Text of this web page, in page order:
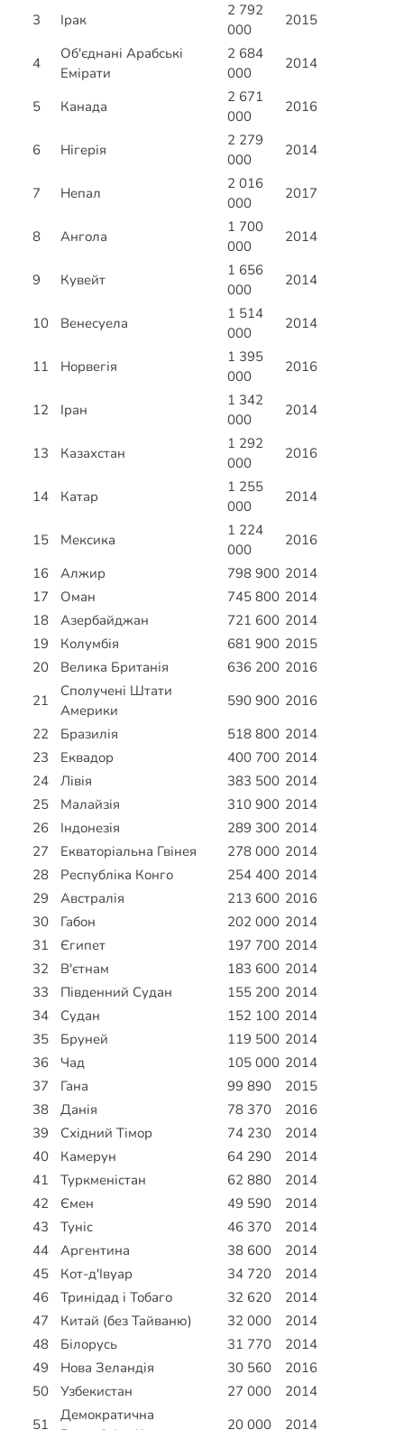
3 Ірак
2 792
000
2015
4
Об'єднані Арабські
Емірати
2 684
000
2014
5 Канада
2 671
000
2016
6 Нігерія
2 279
000
2014
7 Непал
2 016
000
2017
8 Ангола
1 700
000
2014
9 Кувейт
1 656
000
2014
10 Венесуела
1 514
000
2014
11 Норвегія
1 395
000
2016
12 Іран
1 342
000
2014
13 Казахстан
1 292
000
2016
14 Катар
1 255
000
2014
15 Мексика
1 224
000
2016
16
Алжир 798 900 2014
17
Оман 745 800 2014
18
Азербайджан 721 600 2014
19
Колумбія 681 900 2015
20
Велика Британія 636 200 2016
21
Сполучені Штати
Америки
590 900 2016
22
Бразилія 518 800 2014
23
Еквадор 400 700 2014
24
Лівія 383 500 2014
25
Малайзія 310 900 2014
26
Індонезія 289 300 2014
27
Екваторіальна Гвінея 278 000 2014
28
Республіка Конго 254 400 2014
29
Австралія 213 600 2016
30
Габон 202 000 2014
31
Єгипет 197 700 2014
32
В'єтнам 183 600 2014
33
Південний Судан 155 200 2014
34
Судан 152 100 2014
35
Бруней 119 500 2014
36
Чад 105 000 2014
37
Гана 99 890
2015
38
Данія 78 370
2016
39
Східний Тімор 74 230
2014
40
Камерун 64 290
2014
41
Туркменістан 62 880
2014
42
Ємен 49 590
2014
43
Туніс 46 370
2014
44
Аргентина 38 600
2014
45
Кот-д'Івуар 34 720
2014
46
Тринідад і Тобаго 32 620
2014
47
Китай (без Тайваню) 32 000
2014
48
Білорусь 31 770
2014
49
Нова Зеландія 30 560
2016
50
Узбекистан 27 000
2014
51
Демократична
20 000
2014